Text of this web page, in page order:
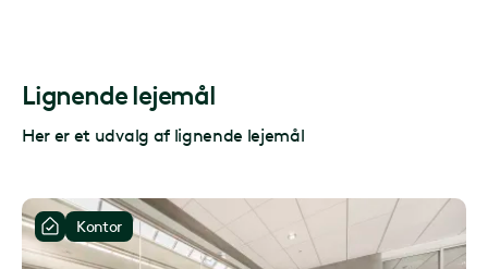
Lignende lejemål
Her er et udvalg af lignende lejemål
Kontor